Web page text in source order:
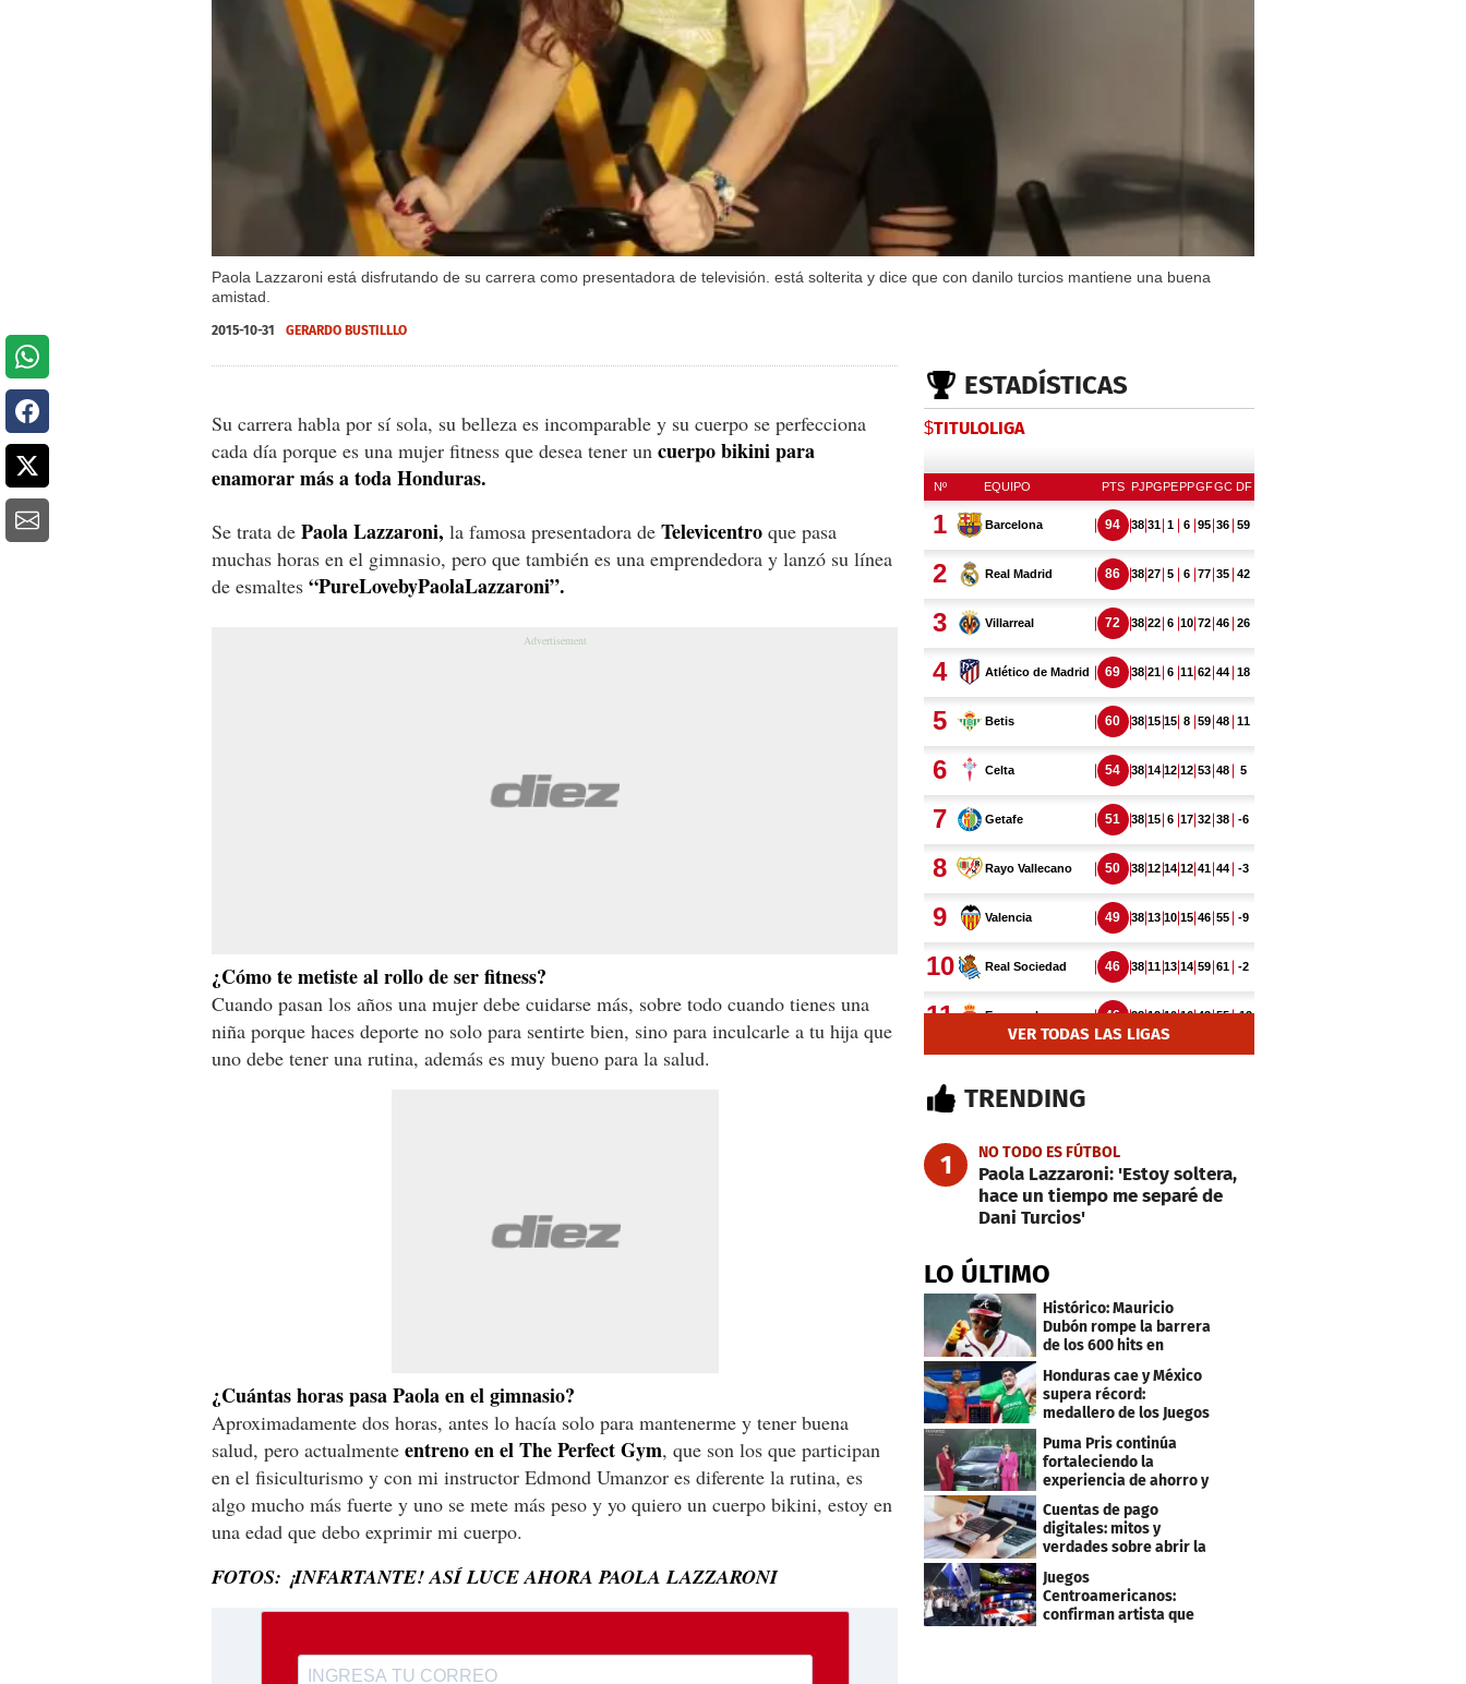
Paola Lazzaroni está disfrutando de su carrera como presentadora de televisión. está solterita y dice que con danilo turcios mantiene una buena
amistad.
2015-10-31 GERARDO BUSTILLLO
Su carrera habla por sí sola, su belleza es incomparable y su cuerpo se perfecciona
cada día porque es una mujer fitness que desea tener un cuerpo bikini para
enamorar más a toda Honduras.
Se trata de Paola Lazzaroni, la famosa presentadora de Televicentro que pasa
muchas horas en el gimnasio, pero que también es una emprendedora y lanzó su línea
de esmaltes “PureLovebyPaolaLazzaroni”.
¿Cómo te metiste al rollo de ser fitness?
Cuando pasan los años una mujer debe cuidarse más, sobre todo cuando tienes una
niña porque haces deporte no solo para sentirte bien, sino para inculcarle a tu hija que
uno debe tener una rutina, además es muy bueno para la salud.
¿Cuántas horas pasa Paola en el gimnasio?
Aproximadamente dos horas, antes lo hacía solo para mantenerme y tener buena
salud, pero actualmente entreno en el The Perfect Gym, que son los que participan
en el fisiculturismo y con mi instructor Edmond Umanzor es diferente la rutina, es
algo mucho más fuerte y uno se mete más peso y yo quiero un cuerpo bikini, estoy en
una edad que debo exprimir mi cuerpo.
FOTOS: ¡INFARTANTE! ASÍ LUCE AHORA PAOLA LAZZARONI
ESTADÍSTICAS
$TITULOLIGA
VER TODAS LAS LIGAS
TRENDING
1 NO TODO ES FÚTBOL
Paola Lazzaroni: 'Estoy soltera,
hace un tiempo me separé de
Dani Turcios'
LO ÚLTIMO
Histórico: Mauricio
Dubón rompe la barrera
de los 600 hits en
Honduras cae y México
supera récord:
medallero de los Juegos
Centroamericanos
Puma Pris continúa
fortaleciendo la
experiencia de ahorro y
beneficios para sus
clientes
Cuentas de pago
digitales: mitos y
verdades sobre abrir la
Juegos
Centroamericanos:
confirman artista que